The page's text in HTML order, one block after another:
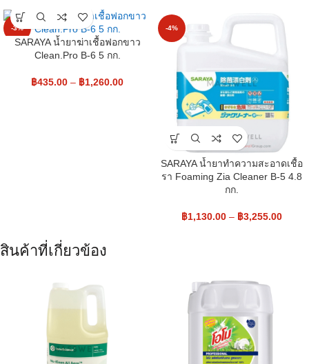
-3%
SARAYA น้ำยาฆ่าเชื้อฟอกขาว
Clean.Pro B-6 5 กก.
฿435.00 – ฿1,260.00
-4%
SARAYA น้ำยาทำความสะอาดเชื้อ
รา Foaming Zia Cleaner B-5 4.8
กก.
฿1,130.00 – ฿3,255.00
สินค้าที่เกี่ยวข้อง